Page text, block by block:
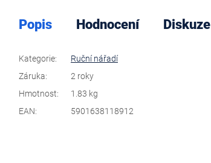
Popis Hodnocení Diskuze
Kategorie:
Ruční nářadí
Záruka:
2 roky
Hmotnost:
1.83 kg
EAN: 5901638118912